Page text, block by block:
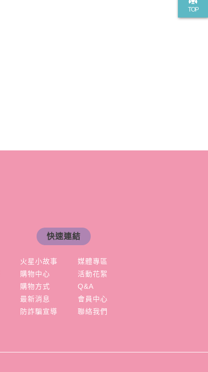
TOP
快速連結
火星小故事
購物中心
購物方式
最新消息
防詐騙宣導
媒體專區
活動花絮
Q&A
會員中心
聯絡我們